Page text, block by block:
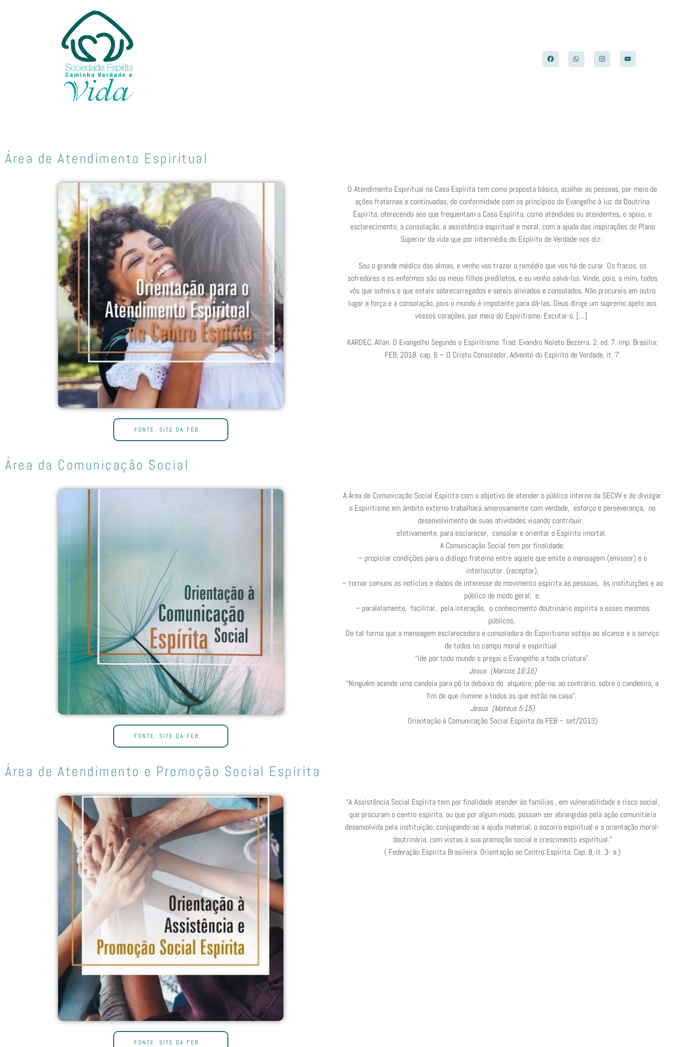
F
a
c
W
h
a
I
n
s
Y
o
u
Área de Atendimento Espiritual
FONTE: SITE DA FEB.
O Atendimento Espiritual na Casa Espírita tem como proposta básica, acolher as pessoas, por meio de
ações fraternas e continuadas, de conformidade com os princípios do Evangelho à luz da Doutrina
Espírita, oferecendo aos que frequentam a Casa Espírita, como atendidos ou atendentes, o apoio, o
esclarecimento, a consolação, a assistência espiritual e moral, com a ajuda das inspirações do Plano
Superior da vida que por intermédio do Espírito de Verdade nos diz:
Sou o grande médico das almas, e venho vos trazer o remédio que vos há de curar. Os fracos, os
sofredores e os enfermos são os meus filhos prediletos, e eu venho salvá-los. Vinde, pois, a mim, todos
vós que sofreis e que estais sobrecarregados e sereis aliviados e consolados. Não procureis em outro
lugar a força e a consolação, pois o mundo é impotente para dá-las. Deus dirige um supremo apelo aos
vossos corações, por meio do Espiritismo. Escutai-o. […]
KARDEC, Allan. O Evangelho Segundo o Espiritismo. Trad. Evandro Noleto Bezerra. 2. ed. 7. imp. Brasília:
FEB, 2018. cap. 6 – O Cristo Consolador, Advento do Espírito de Verdade, it. 7.
Área da Comunicação Social
FONTE: SITE DA FEB.
A Área de Comunicação Social Espírita com o objetivo de atender o público interno da SECVV e de divulgar
o Espiritismo em âmbito externo trabalhará amorosamente com verdade, esforço e perseverança, no
desenvolvimento de suas atividades visando contribuir,
efetivamente, para esclarecer, consolar e orientar o Espírito imortal.
A Comunicação Social tem por finalidade:
– propiciar condições para o diálogo fraterno entre aquele que emite a mensagem (emissor) e o
interlocutor (receptor),
– tornar comuns as notícias e dados de interesse do movimento espírita às pessoas, às instituições e ao
público de modo geral; e,
– paralelamente, facilitar, pela interação, o conhecimento doutrinário espírita a esses mesmos
públicos,
De tal forma que a mensagem esclarecedora e consoladora do Espiritismo esteja ao alcance e a serviço
de todos no campo moral e espiritual.
“Ide por todo mundo e pregai o Evangelho a toda criatura”.
Jesus (Marcos 16:15)
“Ninguém acende uma candeia para pô-la debaixo do alqueire; põe-na, ao contrário, sobre o candeeiro, a
fim de que ilumine a todos os que estão na casa”.
Jesus (Mateus 5:15)
Orientação à Comunicação Social Espírita da FEB – set/2013)
Área de Atendimento e Promoção Social Espírita
FONTE: SITE DA FEB.
“A Assistência Social Espírita tem por finalidade atender às famílias , em vulnerabilidade e risco social,
que procuram o centro espírita, ou que por algum modo, possam ser abrangidas pela ação comunitária
desenvolvida pela instituição, conjugando-se a ajuda material, o socorro espiritual e a orientação moral-
doutrinária, com vistas à sua promoção social e crescimento espiritual.”
( Federação Espírita Brasileira. Orientação ao Centro Espírita. Cap. 8, it. 3- a.)